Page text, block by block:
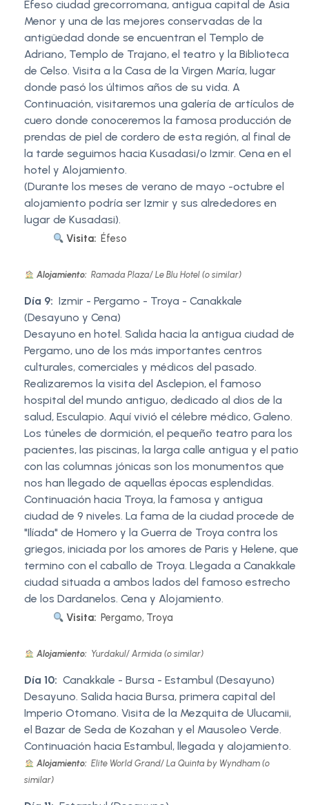
Éfeso ciudad grecorromana, antigua capital de Asia
Menor y una de las mejores conservadas de la
antigüedad donde se encuentran el Templo de
Adriano, Templo de Trajano, el teatro y la Biblioteca
de Celso. Visita a la Casa de la Virgen María, lugar
donde pasó los últimos años de su vida. A
Continuación, visitaremos una galería de artículos de
cuero donde conoceremos la famosa producción de
prendas de piel de cordero de esta región, al final de
la tarde seguimos hacia Kusadasi/o Izmir. Cena en el
hotel y Alojamiento.
(Durante los meses de verano de mayo -octubre el
alojamiento podría ser Izmir y sus alrededores en
lugar de Kusadasi).
Visita: Éfeso
Alojamiento: Ramada Plaza/ Le Blu Hotel (o similar)
Día 9: Izmir - Pergamo - Troya - Canakkale
(Desayuno y Cena)
Desayuno en hotel. Salida hacia la antigua ciudad de
Pergamo, uno de los más importantes centros
culturales, comerciales y médicos del pasado.
Realizaremos la visita del Asclepion, el famoso
hospital del mundo antiguo, dedicado al dios de la
salud, Esculapio. Aquí vivió el célebre médico, Galeno.
Los túneles de dormición, el pequeño teatro para los
pacientes, las piscinas, la larga calle antigua y el patio
con las columnas jónicas son los monumentos que
nos han llegado de aquellas épocas esplendidas.
Continuación hacia Troya, la famosa y antigua
ciudad de 9 niveles. La fama de la ciudad procede de
"Ilíada" de Homero y la Guerra de Troya contra los
griegos, iniciada por los amores de Paris y Helene, que
termino con el caballo de Troya. Llegada a Canakkale
ciudad situada a ambos lados del famoso estrecho
de los Dardanelos. Cena y Alojamiento.
Visita: Pergamo, Troya
Alojamiento: Yurdakul/ Armida (o similar)
Día 10: Canakkale - Bursa - Estambul (Desayuno)
Desayuno. Salida hacia Bursa, primera capital del
Imperio Otomano. Visita de la Mezquita de Ulucamii,
el Bazar de Seda de Kozahan y el Mausoleo Verde.
Continuación hacia Estambul, llegada y alojamiento.
Alojamiento: Elite World Grand/ La Quinta by Wyndham (o
similar)